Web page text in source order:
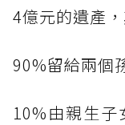
4億元的遺產，
90%留給兩個
10%由親生